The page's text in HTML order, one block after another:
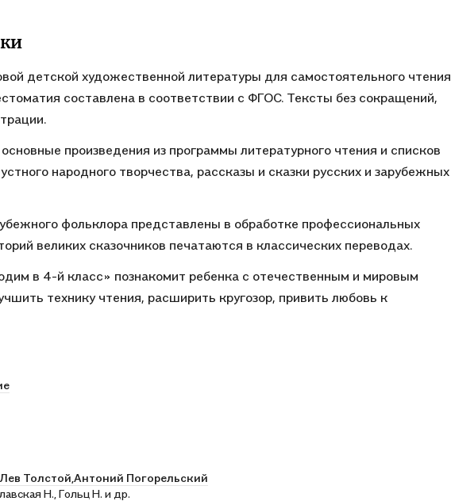
детской художественной литературы для самостоятельного чтения
составлена в соответствии с ФГОС. Тексты без сокращений,
произведения из программы литературного чтения и списков
народного творчества, рассказы и сказки русских и зарубежных
фольклора представлены в обработке профессиональных
великих сказочников печатаются в классических переводах.
в 4-й класс» познакомит ребенка с отечественным и мировым
технику чтения, расширить кругозор, привить любовь к
Лев Толстой, Антоний Погорельский
Н., Гольц Н. и др.